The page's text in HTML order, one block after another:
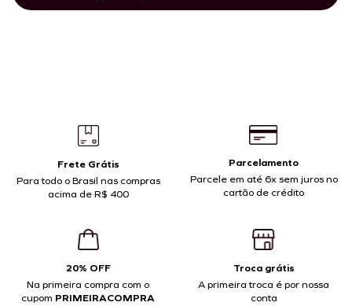
Frete Grátis
Para todo o Brasil nas compras
acima de R$ 400
Parcelamento
Parcele em até 6x sem juros no
cartão de crédito
20% OFF
Na primeira compra com o
cupom PRIMEIRACOMPRA
Troca grátis
A primeira troca é por nossa
conta